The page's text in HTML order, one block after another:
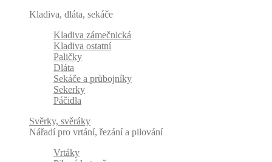
Kladiva, dláta, sekáče
Kladiva zámečnická
Kladiva ostatní
Paličky
Dláta
Sekáče a průbojníky
Sekerky
Páčidla
Svěrky, svěráky
Nářadí pro vrtání, řezání a pilování
Vrtáky